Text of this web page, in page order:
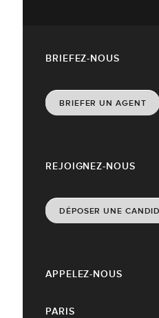
REJOIGNEZ-NOUS
DÉPOSER UNE
APPELEZ-NOUS
PARIS
BRIEFEZ-NOUS
BRIEFER UN AGENT